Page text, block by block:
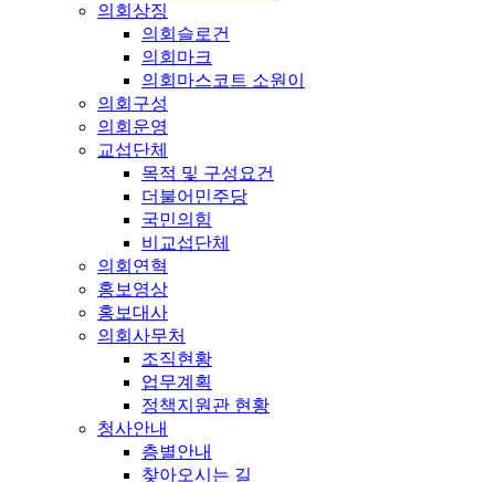
의회상징
의회슬로건
의회마크
의회마스코트 소원이
의회구성
의회운영
교섭단체
목적 및 구성요건
더불어민주당
국민의힘
비교섭단체
의회연혁
홍보영상
홍보대사
의회사무처
조직현황
업무계획
정책지원관 현황
청사안내
층별안내
찾아오시는 길